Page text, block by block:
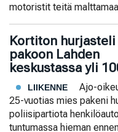
motoristit teitä
Kortiton
pakoon Lahden
keskustassa yli
LIIKENNE
Ajo-
25-vuotias mies pakeni
poliisipartiota
tuntumassa hieman